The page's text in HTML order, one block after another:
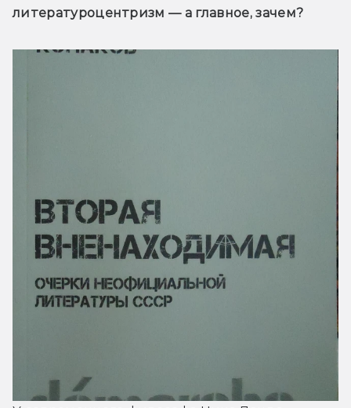
литературоцентризм — а главное, зачем?